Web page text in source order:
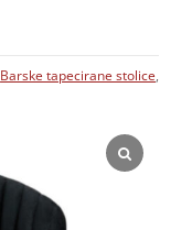
Barske tapecirane stolice,